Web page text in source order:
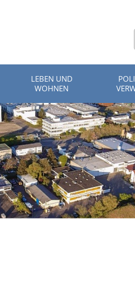
LEBEN UND
WOHNEN